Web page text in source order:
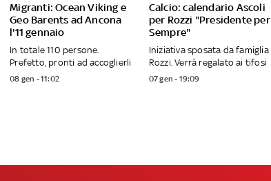
Migranti: Ocean Viking e
Geo Barents ad Ancona
l'11 gennaio
In totale 110 persone.
Prefetto, pronti ad accoglierli
08 gen - 11:02
Calcio: calendario Ascoli
per Rozzi "Presidente per
Sempre"
Iniziativa sposata da famiglia
Rozzi. Verrà regalato ai tifosi
07 gen - 19:09